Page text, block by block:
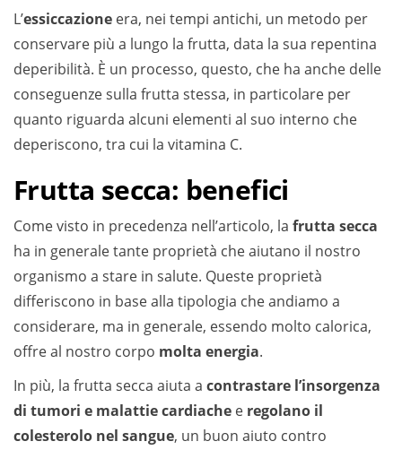
L’essiccazione era, nei tempi antichi, un metodo per
conservare più a lungo la frutta, data la sua repentina
deperibilità. È un processo, questo, che ha anche delle
conseguenze sulla frutta stessa, in particolare per
quanto riguarda alcuni elementi al suo interno che
deperiscono, tra cui la vitamina C.
Frutta secca: benefici
Come visto in precedenza nell’articolo, la frutta secca
ha in generale tante proprietà che aiutano il nostro
organismo a stare in salute. Queste proprietà
differiscono in base alla tipologia che andiamo a
considerare, ma in generale, essendo molto calorica,
offre al nostro corpo molta energia.
In più, la frutta secca aiuta a contrastare l’insorgenza
di tumori e malattie cardiache e regolano il
colesterolo nel sangue, un buon aiuto contro